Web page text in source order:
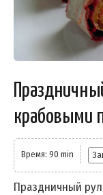
крабовыми
Время: 90 min
Праздничный